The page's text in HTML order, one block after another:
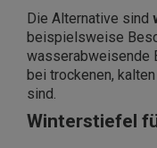
Die Alternative sind
beispielsweise
wasserabweisende
bei trockenen,
sind.
Winterstiefel